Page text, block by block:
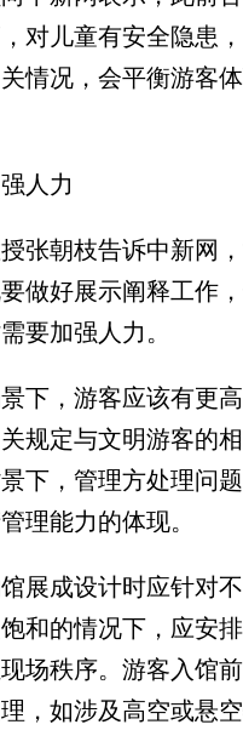
对儿童有安全隐患
情况，会平衡游客
人力
朝枝告诉中新网，
做好展示阐释工作
要加强人力。
，游客应该有更
规定与文明游客的
下，管理方处理问
理能力的体现。
成设计时应针对不
和的情况下，应安
场秩序。游客入馆
，如涉及高空或悬空